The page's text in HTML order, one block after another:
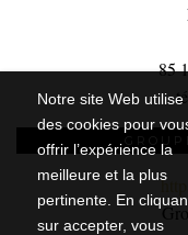
Notre site Web utilise
des cookies pour
offrir l’expérience la
meilleure et la plus
pertinente. En
sur accepter, vous
85